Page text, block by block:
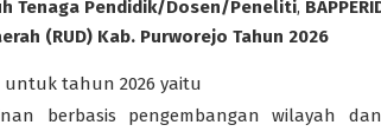
Tenaga Pendidik/Dosen/Peneliti,
(RUD) Kab. Purworejo Tahun 2026
untuk tahun 2026 yaitu
berbasis pengembangan wilayah